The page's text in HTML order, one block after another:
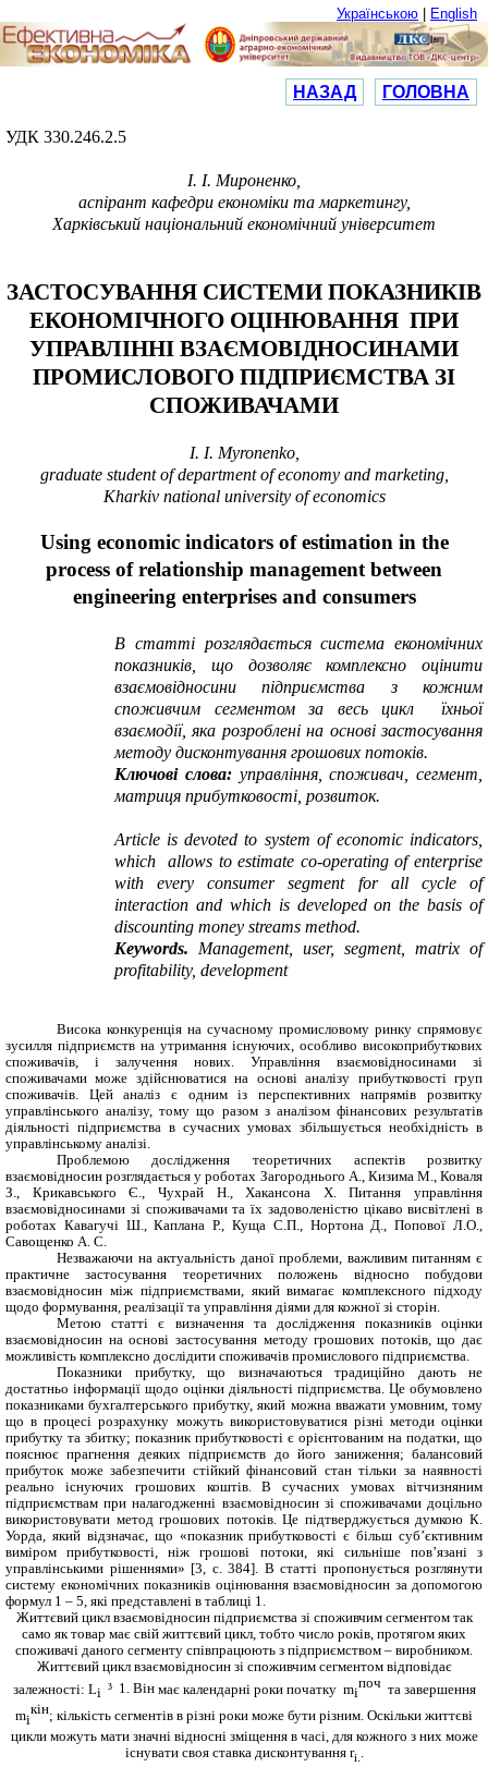
Українською English
НАЗАД ГОЛОВНА
УДК 330.246.2.5
І. І. Мироненко,
аспірант кафедри економіки та маркетингу,
Харківський національний економічний університет
ЗАСТОСУВАННЯ СИСТЕМИ ПОКАЗНИКІВ
ЕКОНОМІЧНОГО ОЦІНЮВАННЯ ПРИ
УПРАВЛІННІ ВЗАЄМОВІДНОСИНАМИ
ПРОМИСЛОВОГО ПІДПРИЄМСТВА ЗІ
СПОЖИВАЧАМИ
I. I. Myronenko,
graduate student of department of economy and marketing,
Kharkiv national universityof economics
Using economic indicators of estimation in the
process of relationship management between
engineering enterprises and consumers
В статті розглядаєтьсясистема економічних
показників , що дозволяє комплексно оцінити
взаємовідносини
підприємства
з кожним
споживчим
сегментом за весь цикл їхньої
взаємодії, яка розроблені на основі застосування
методу дисконтування грошових потоків.
Ключові слова:управління, споживач, сегмент,
матриця прибутковості, розвиток.
Article is devoted to system of economic indicators,
which allows to estimate co-operating of enterprise
with every consumer segmentfor all cycle of
interaction and which is developed on the basis of
discounting money streams method.
Keywords.
Management, user, segment, matrix of
profitability, development
Висока конкуренція на сучасному промисловому ринку спрямовує
зусилля підприємств на утримання існуючих, особливо високоприбуткових
споживачів, і залучення нових. Управління взаємовідносинами зі
споживачами може здійснюватися на основі аналізу прибутковості груп
споживачів. Цей аналіз є одним із перспективних напрямів розвитку
управлінського аналізу, тому що разом з аналізом фінансових результатів
діяльності підприємства в сучасних умовах збільшується необхідність в
управлінському аналізі.
Проблемою дослідження теоретичних аспектів розвитку
взаємовідносин розглядається у роботах Загороднього А., Кизима М., Коваля
З., Крикавського Є., Чухрай Н., Хакансона Х. Питання управління
взаємовідносинами зі споживачами та їх задоволеністю цікаво висвітлені в
роботах Кавагучі Ш., Каплана Р., Куща С.П., Нортона Д., Попової Л.О.,
Савощенко А. С.
Незважаючи на актуальність даної проблеми, важливим питанням є
практичне застосування теоретичних положень відносно побудови
взаємовідносин між підприємствами, який вимагає комплексного підходу
щодо формування, реалізації та управління діями для кожної зі сторін.
Метою статті є визначення та дослідження показників оцінки
взаємовідносин на основі застосування методу грошових потоків, що дає
можливість комплексно дослідити споживачів промислового підприємства
Показники прибутку, що визначаються традиційно дають не
достатньо інформації щодо оцінки діяльності підприємства. Це обумовлено
показниками бухгалтерського прибутку, який можна вважати умовним, тому
що в процесі розрахунку можуть використовуватися різні методи оцінки
прибутку та збитку; показник прибутковості є орієнтованим на податки, що
пояснює прагнення деяких підприємств до його заниження; балансовий
прибуток може забезпечити стійкий фінансовий стан тільки за наявності
реально існуючих грошових коштів. В сучасних умовах вітчизняним
підприємствам при налагодженні взаємовідносин зі споживачами доцільно
використовувати метод грошових потоків. Це підтверджується думкою К.
Уорда, який відзначає, що «показник прибутковості є більш суб’єктивним
виміром прибутковості, ніж грошові потоки, які сильніше пов’язані з
управлінськими рішеннями» [3, с. 384]. В статті пропонується розглянути
систему економічних показників оцінювання взаємовідносин за допомогою
формул 1 – 5, які представлені в таблиці 1.
Життєвий цикл взаємовідносин підприємства зі споживчим сегментомтак
само як товар має свій життєвий цикл, тобто число років, протягом яких
споживачі даного сегменту співпрацюють з підприємством – виробником.
Життєвий циклвзаємовідносин зі споживчим сегментом відповідає
залежності: Lі ³ 1. Він має календарні роки початку mі
поч та завершення
mі
кін; кількість сегментів в різні роки може бути різним. Оскільки життєві
цикли можуть мати значні відносні зміщення в часі, для кожного з них може
існувати своя ставка дисконтування ri..